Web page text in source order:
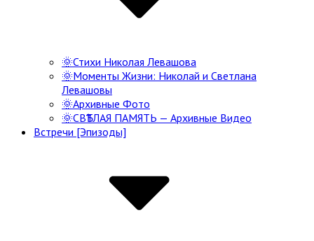
🌞Стихи Николая Левашова
🌞Моменты Жизни: Николай и Светлана
Левашовы
🌞Архивные Фото
🌞СВѢТЛАЯ ПАМЯТЬ — Архивные Видео
Встречи [Эпизоды]